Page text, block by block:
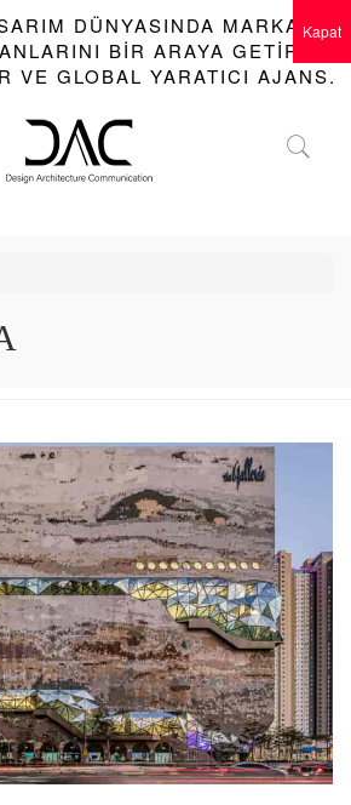
DÜNYASINDA MARKALAR
BIR ARAYA GETIREN
VE GLOBAL YARATICI AJANS.
Kapat